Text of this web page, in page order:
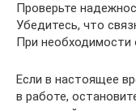
Проверьте
Убедитесь, что
При необходимости
Если в настоящее
в работе,